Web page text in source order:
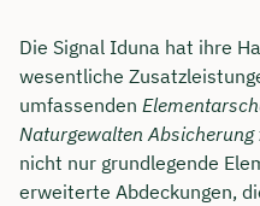
Die Signal Iduna hat ihre
wesentliche
umfassenden
Naturgewalten Absicherung
nicht nur grundlegende
erweiterte Abdeckungen,